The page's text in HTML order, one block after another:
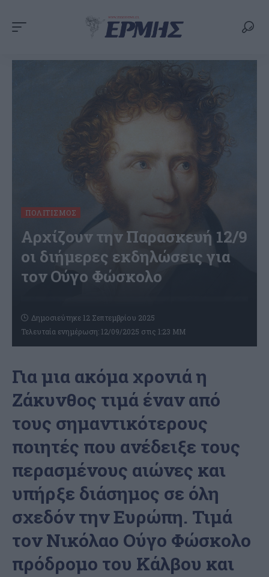
ΠΟΛΙΤΙΣΜΌΣ
Αρχίζουν την Παρασκευή 12/9
οι διήμερες εκδηλώσεις για
τον Ούγο Φώσκολο
Τελευταία ενημέρωση: 12/09/2025 στις 1:23 ΜΜ
Δημοσιεύτηκε 12 Σεπτεμβρίου 2025
Για μια ακόμα χρονιά η
Ζάκυνθος τιμά έναν από
τους σημαντικότερους
ποιητές που ανέδειξε τους
περασμένους αιώνες και
υπήρξε διάσημος σε όλη
σχεδόν την Ευρώπη. Τιμά
τον Νικόλαο Ούγο Φώσκολο
πρόδρομο του Κάλβου και